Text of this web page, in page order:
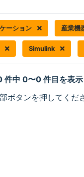
ーション 産業機
Simulink
件中 0〜0 件目を表示
ボタンを押してくだ